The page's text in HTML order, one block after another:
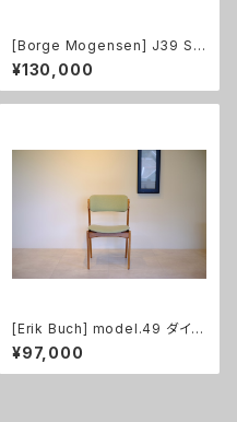
[Borge Mogensen] J39 Sh
aker Chair（シェーカー・チェ
ア）
¥130,000
[Erik Buch] model.49 ダイニ
ングチェア
¥97,000